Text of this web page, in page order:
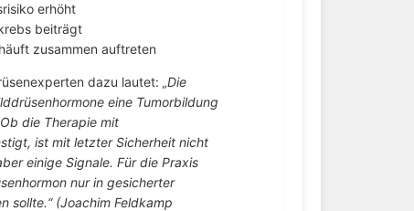
erhöht
beiträgt
zusammen auftreten
dazu lautet: „Die
eine Tumorbildung
die Therapie mit
ist mit letzter Sicherheit nicht
einige Signale. Für die Praxis
nur in gesicherter
sollte.“ (Joachim Feldkamp